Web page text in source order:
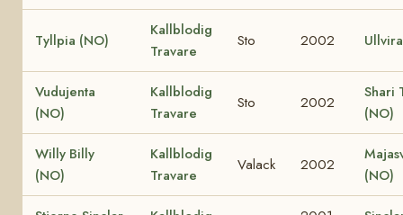
Tyllpia (NO)
Kallblodig
Travare
Sto 2002
Vudujenta
(NO)
Kallblodig
Travare
Sto 2002
Shari
(NO)
Willy Billy
(NO)
Kallblodig
Travare
Valack 2002
(NO)